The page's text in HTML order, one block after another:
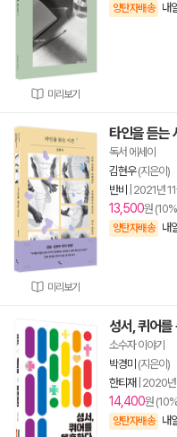
미리보기
양탄자배송 내
미리보기
타인을 듣는
독서 에세이
김현우(지은이)
반비
2021년
13,500원
양탄자배송 내
성서, 퀴어를
소수자 이야기
박경미 (지은이)
한티재 2020
14,400원
양탄자배송 내